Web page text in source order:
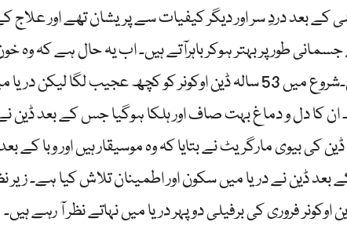
کے بعد دردِ سر اور دیگر کیفیات سے پریشان تھے اور علاج
جسمانی طور پر بہتر ہوکر باہرآتے ہیں۔ اب یہ حال ہے کہ وہ
جمادینے والی سردی میں بھی یہاں آتے ہیں۔شروع میں 53 سالہ ڈین اوکونر کو کچھ عجیب لگا لیکن
ان کا دل و دماغ بہت صاف اور ہلکا ہوگیا جس کے بعد ڈین
کی بیوی مارگریٹ نے بتایا کہ وہ موسیقار ہیں اور وبا کے
ڈین نے دریا میں سکون اور اطمینان تلاش کیا ہے۔ زیر
فروری کی برفیلی دوپہر دریا میں نہاتے نظر آ رہے ہیں۔